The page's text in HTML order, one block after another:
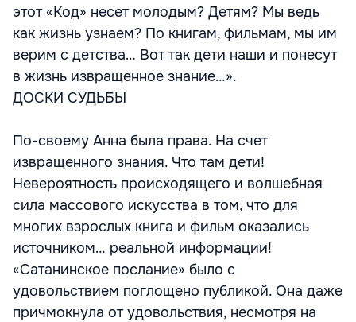
этот «Код» несет молодым? Детям? Мы ведь
как жизнь узнаем? По книгам, фильмам, мы им
верим с детства… Вот так дети наши и понесут
в жизнь извращенное знание…».
ДОСКИ СУДЬБЫ
По-своему Анна была права. На счет
извращенного знания. Что там дети!
Невероятность происходящего и волшебная
сила массового искусства в том, что для
многих взрослых книга и фильм оказались
источником… реальной информации!
«Сатанинское послание» было с
удовольствием поглощено публикой. Она даже
причмокнула от удовольствия, несмотря на